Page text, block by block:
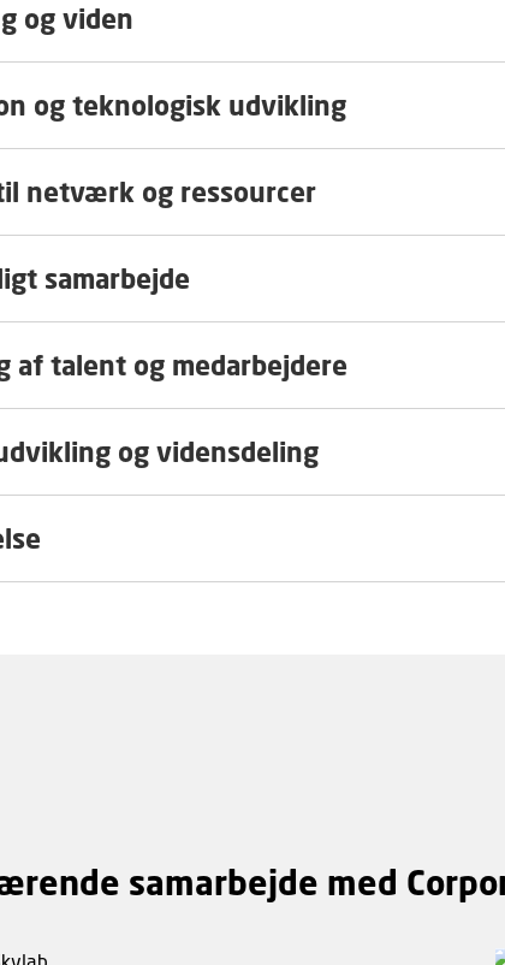
og viden
og teknologisk udvikling
netværk og ressourcer
samarbejde
af talent og medarbejdere
og vidensdeling
samarbejde med